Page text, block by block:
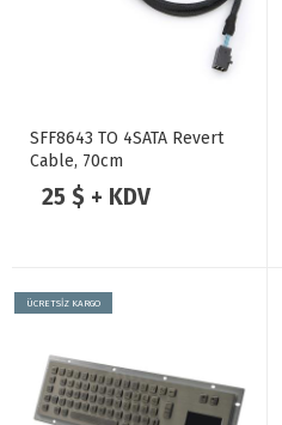
SFF8643 TO 4SATA Revert
Cable, 70cm
25 $ + KDV
ÜCRETSİZ KARGO